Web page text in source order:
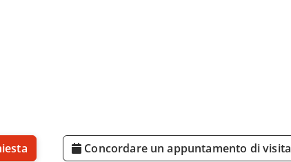
Concordare un appuntamento di visita